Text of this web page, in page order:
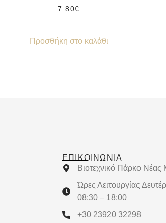
7.80€
Προσθήκη στο καλάθι
ΕΠΙΚΟΙΝΩΝΊΑ
Βιοτεχνικό Πάρκο
Ώρες Λειτουργίας
08:30 – 18:00
+30 23920 32298